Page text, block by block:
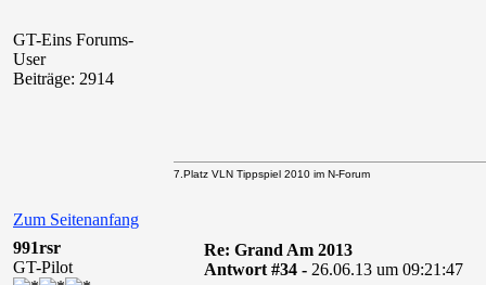
GT-Eins Forums-
User
Beiträge: 2914
Zum Seitenanfang
7.Platz VLN Tippspiel 2010 im N-Forum
991rsr
GT-Pilot
Re: Grand Am 2013
Antwort #34 - 26.06.13 um 09:21:47